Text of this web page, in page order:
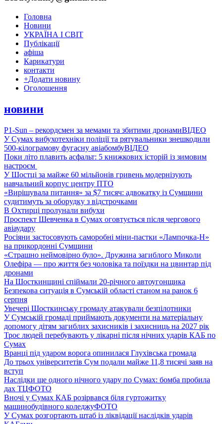
Головна
Новини
УКРАЇНА І СВІТ
Публікації
афіша
Карикатури
контакти
+Додати новину
Оголошення
новини
P1-Sun – рекордсмен за мемами та збитими дронамиВІДЕО
У Сумах вибухотехніки поліції та рятувальники знешкодили
500-кілограмову фугасну авіабомбуВІДЕО
Поки літо плавить асфальт: 5 книжкових історій із зимовим
настроєм
У Шостці за майже 60 мільйонів гривень модернізують
навчальний корпус центру ПТО
«Вирішувала питання» за $7 тисяч: адвокатку із Сумщини
судитимуть за оборудку з відстрочками
В Охтирці пролунали вибухи
Проспект Шевченка в Сумах оговтується після чергового
авіаудару
Росіяни застосовують саморобні міни-пастки «Лампочка-Н»
на прикордонні Сумщини
«Страшно неймовірно було». Дружина загиблого Миколи
Олефіра — про життя без чоловіка та поїздки на цвинтар під
дронами
На Шосткинщині спіймали 20-річного автоугонщика
Безпекова ситуація в Сумській області станом на ранок 6
серпня
Увечері Шосткинську громаду атакували безпілотники
У Сумській громаді приймають документи на матеріальну
допомогу дітям загиблих захисників і захисниць на 2027 рік
Троє людей перебувають у лікарні після нічних ударів КАБ по
Сумах
Вранці під ударом ворога опинилася Глухівська громада
До трьох університетів Сум подали майже 11,8 тисячі заяв на
вступ
Наслідки ще одного нічного удару по Сумах: бомба пробила
дах ТЦФОТО
Вночі у Сумах КАБ розірвався біля гуртожитку
машинобудівного коледжуФОТО
У Сумах розгортають штаб із ліквідації наслідків ударів